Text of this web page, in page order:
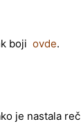
boji ovde.
je nastala reč